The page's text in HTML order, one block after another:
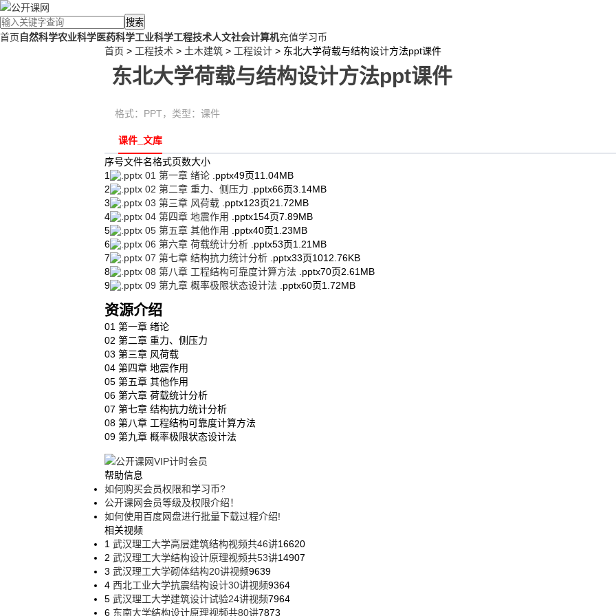
搜索
首页自然科学农业科学医药科学工业科学工程技术人文社会计算机充值学习币
首页 > 工程技术 > 土木建筑 > 工程设计 > 东北大学荷载与结构设计方法ppt课件
东北大学荷载与结构设计方法ppt课件
格式： PPT，类型： 课件
课件_文库
序号文件名格式页数大小
1
01 第一章 绪论 .pptx49页11.04MB
2
02 第二章 重力、侧压力 .pptx66页3.14MB
3
03 第三章 风荷载 .pptx123页21.72MB
4
04 第四章 地震作用 .pptx154页7.89MB
5
05 第五章 其他作用 .pptx40页1.23MB
6
06 第六章 荷载统计分析 .pptx53页1.21MB
7
07 第七章 结构抗力统计分析 .pptx33页1012.76KB
8
08 第八章 工程结构可靠度计算方法 .pptx70页2.61MB
9
09 第九章 概率极限状态设计法 .pptx60页1.72MB
资源介绍
01 第一章 绪论
02 第二章 重力、侧压力
03 第三章 风荷载
04 第四章 地震作用
05 第五章 其他作用
06 第六章 荷载统计分析
07 第七章 结构抗力统计分析
08 第八章 工程结构可靠度计算方法
09 第九章 概率极限状态设计法
帮助信息
如何购买会员权限和学习币?
公开课网会员等级及权限介绍！
如何使用百度网盘进行批量下载过程介绍!
相关视频
1 武汉理工大学高层建筑结构视频共46讲16620
2 武汉理工大学结构设计原理视频共53讲14907
3 武汉理工大学砌体结构20讲视频9639
4 西北工业大学抗震结构设计30讲视频9364
5 武汉理工大学建筑设计试验24讲视频7964
6 东南大学结构设计原理视频共80讲7873